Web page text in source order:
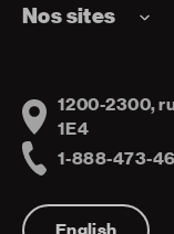
Nos sites
Address
1200-2300,
1E4
1-888-473-